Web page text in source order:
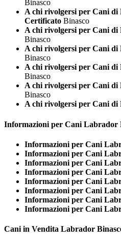
Binasco
A chi rivolgersi per Cani di
Certificato Binasco
A chi rivolgersi per Cani di
Binasco
A chi rivolgersi per Cani di
Binasco
A chi rivolgersi per Cani di
Binasco
A chi rivolgersi per Cani di
Binasco
A chi rivolgersi per Cani di
Informazioni per Cani Labrador
Informazioni per Cani
Informazioni per Cani
Informazioni per Cani
Informazioni per Cani
Informazioni per Cani
Informazioni per Cani
Informazioni per Cani
Informazioni per Cani
Cani in Vendita Labrador